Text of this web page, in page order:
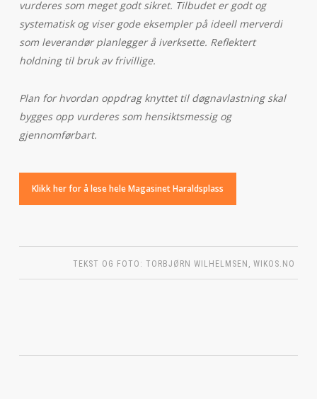
vurderes som meget godt sikret. Tilbudet er godt og
systematisk og viser gode eksempler på ideell merverdi
som leverandør planlegger å iverksette. Reflektert
holdning til bruk av frivillige.
Plan for hvordan oppdrag knyttet til døgnavlastning skal
bygges opp vurderes som hensiktsmessig og
gjennomførbart.
Klikk her for å lese hele Magasinet Haraldsplass
TEKST OG FOTO: TORBJØRN WILHELMSEN, WIKOS.NO